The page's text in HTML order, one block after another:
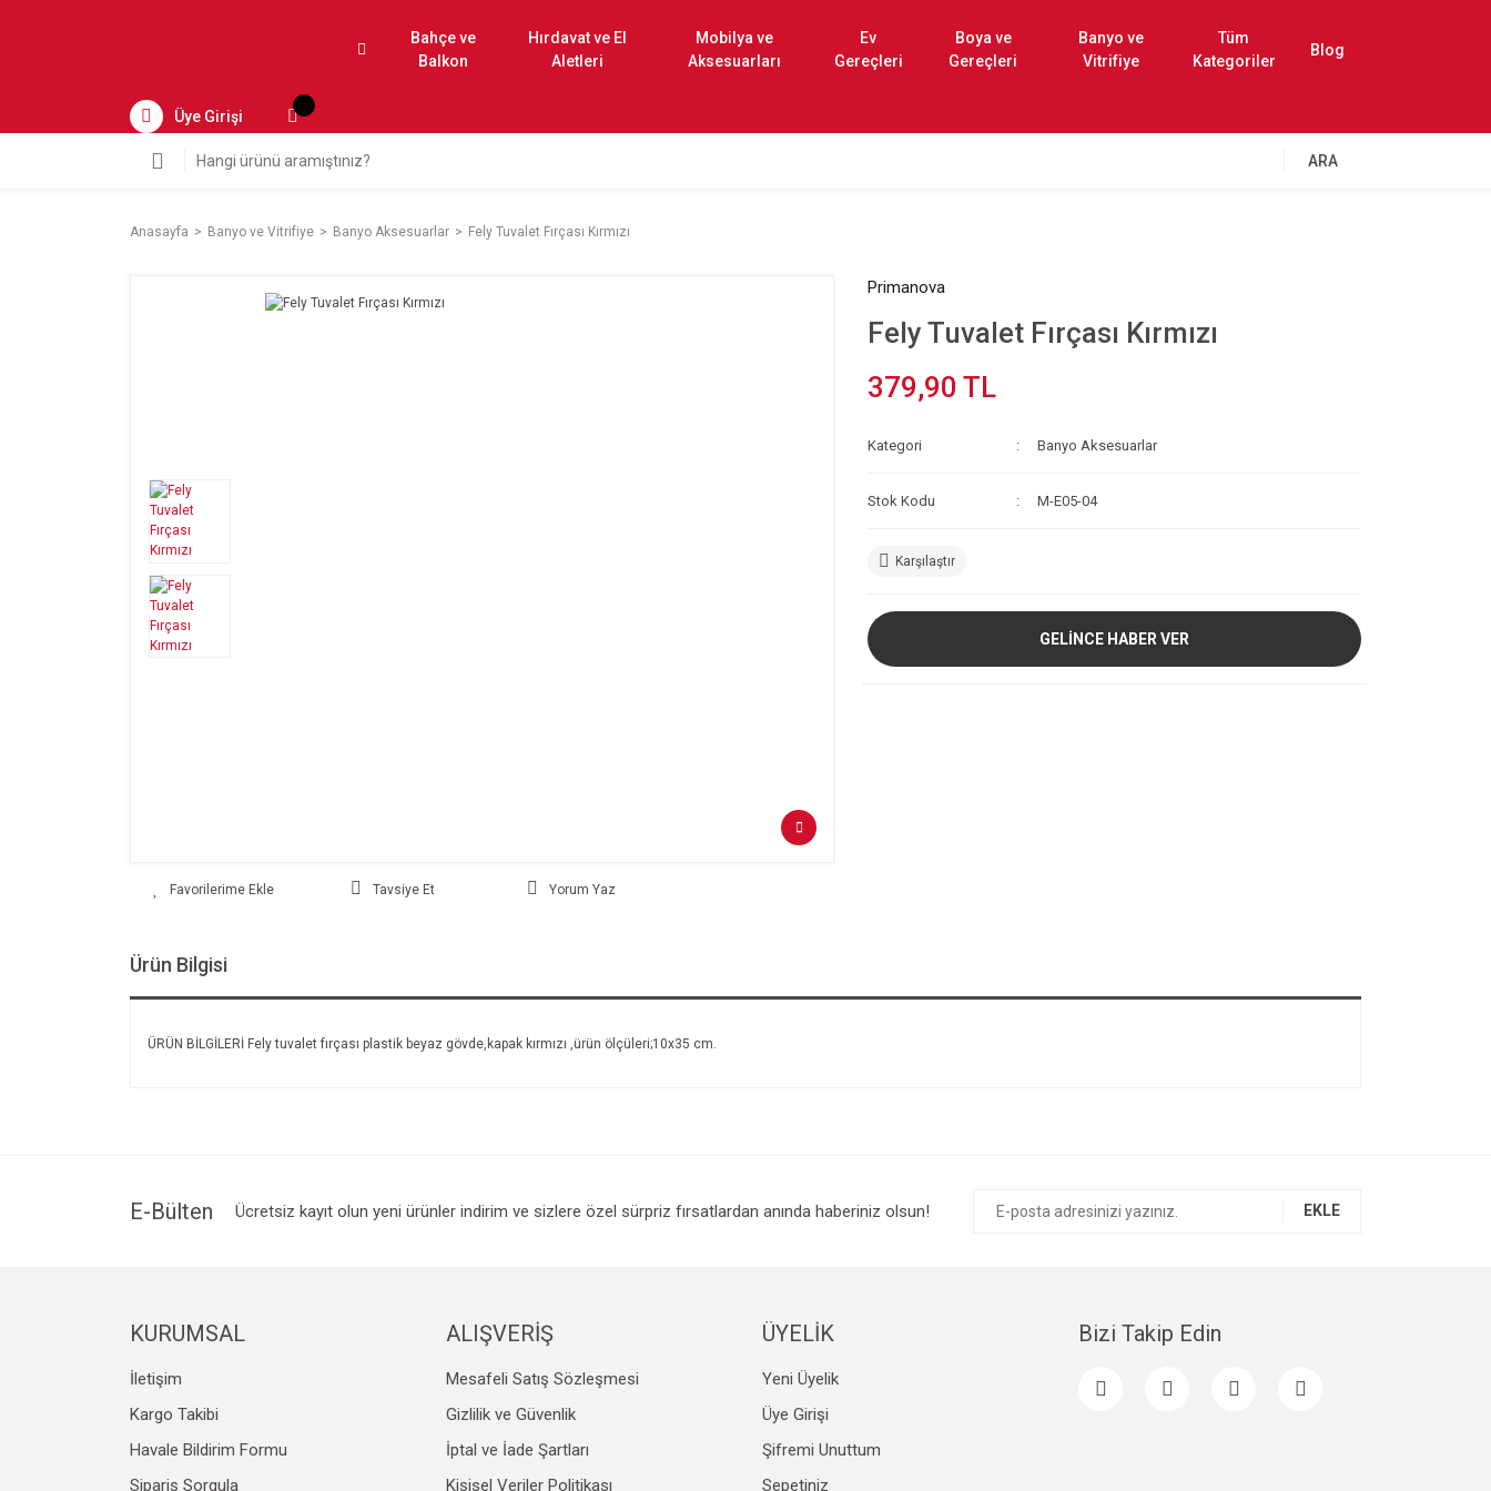
Bahçe ve
Balkon
Hırdavat ve El
Aletleri
Mobilya ve
Aksesuarları
Ev
Gereçleri
Boya ve
Gereçleri
Banyo ve
Vitrifiye
Tüm
Kategoriler
Blog
Üye Girişi
ARA
Anasayfa Banyo ve Vitrifiye Banyo Aksesuarlar Fely Tuvalet Fırçası Kırmızı
Tavsiye Et Yorum Yaz
Primanova
Fely Tuvalet Fırçası Kırmızı
379,90 TL
Kategori Banyo Aksesuarlar
Stok Kodu M-E05-04
Karşılaştır
GELİNCE HABER VER
Ürün Bilgisi
ÜRÜN BİLGİLERİ Fely tuvalet fırçası plastik beyaz gövde,kapak kırmızı ,ürün ölçüleri;10x35 cm.
E-Bülten Ücretsiz kayıt olun yeni ürünler indirim ve sizlere özel sürpriz fırsatlardan anında haberiniz olsun! EKLE
KURUMSAL
İletişim
Kargo Takibi
Havale Bildirim Formu
Sipariş Sorgula
ALIŞVERİŞ
Mesafeli Satış Sözleşmesi
Gizlilik ve Güvenlik
İptal ve İade Şartları
Kişisel Veriler Politikası
ÜYELİK
Yeni Üyelik
Üye Girişi
Şifremi Unuttum
Sepetiniz
Bizi Takip Edin